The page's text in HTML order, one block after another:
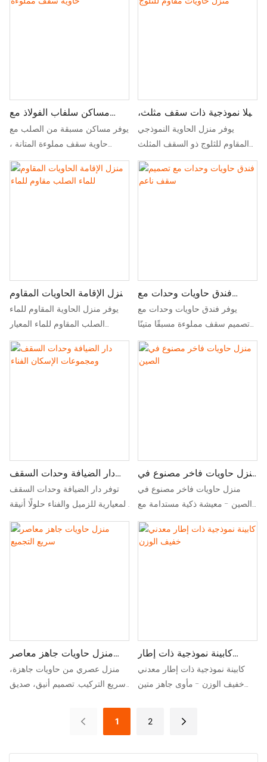
تصميمًا واسعًا ومتانة وتثبيتًا سريعًا.
الحياة الحديثة أثناء التنقل
مساكن سلفاب الفولاذ مع
حاوية سقف مملوءة
يوفر مساكن مسبقة من الصلب مع
حاوية سقف مملوءة المتانة ،
ومقاومة الطقس ، والتركيب
السريع ، ومزج الكفاءة الحديثة مع
التصميم التقليدي
فيلا نموذجية ذات سقف مثلث،
منزل حاويات مقاوم للثلوج
يوفر منزل الحاوية النموذجي
المقاوم للثلوج ذو السقف المثلث
تصميمًا أنيقًا ودائمًا مع سقف مائل،
مما يوفر عزلًا ممتازًا وسهولة في
الحركة لجميع المناخات
منزل الإقامة الحاويات المقاوم
للماء الصلب مقاوم للماء
يوفر منزل الحاوية المقاوم للماء
الصلب المقاوم للماء المعيار
المعياري مع مجموعة سريعة مع
مجموعة سريعة. مثالي للإقامة
المؤقتة أو الدائمة الصديقة للبيئة
فندق حاويات وحدات مع
تصميم سقف ناعم
يوفر فندق حاويات وحدات مع
تصميم سقف مملوءة مسبقًا متينًا
وأنيقًا ومقاومًا للماء - مثالي لحلول
الضيافة المرنة والحديثة
دار الضيافة وحدات السقف
ومجموعات الإسكان الفناء
توفر دار الضيافة وحدات السقف
المعيارية للزميل والفناء حلولًا أنيقة
ودائمة وسهلة التجميع لإنشاء بيوت
ضيافة مريحة ومنازل فناء مع الحد
الأدنى من الجهد
منزل حاويات فاخر مصنوع في
الصين
منزل حاويات فاخر مصنوع في
الصين - معيشة ذكية مستدامة مع
فولاذ مُعاد تدويره بنسبة 100%،
وأسقف جاهزة للطاقة الشمسية &
تحكم ذكي في المناخ للمنازل
منزل حاويات جاهز معاصر
سريع التجميع
منزل عصري من حاويات جاهزة،
سريع التركيب. تصميم أنيق، صديق
كابينة نموذجية ذات إطار
معدني خفيف الوزن
كابينة نموذجية ذات إطار معدني
خفيف الوزن - مأوى جاهز متين
العمل أو الإسكان في حالات
1 2